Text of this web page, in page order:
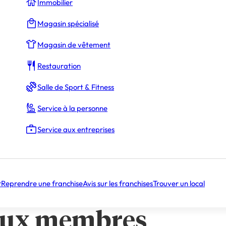
Immobilier
Magasin spécialisé
Magasin de vêtement
Restauration
Salle de Sport & Fitness
Service à la personne
Service aux entreprises
Reprendre une franchiseAvis sur les franchisesTrouver un local
de nos nouveaux membres
, nous sommes heureux de constater l’expansion de
en gestion. Et en 2024, nous avons de nouveau
dans notre équipe !
connaissance de